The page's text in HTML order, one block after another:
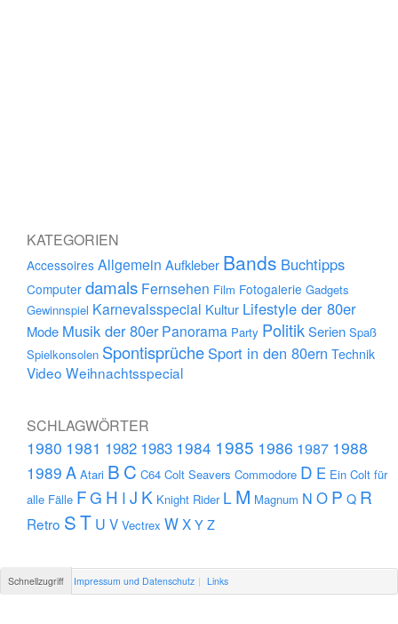
KATEGORIEN
Accessoires Allgemein Aufkleber Bands Buchtipps
Computer damals Fernsehen Film Fotogalerie Gadgets
Gewinnspiel Karnevalsspecial Kultur Lifestyle der 80er
Mode Musik der 80er Panorama Party PolitikSerien Spaß
Spielkonsolen Spontisprüche Sport in den 80ern Technik
Video Weihnachtsspecial
SCHLAGWÖRTER
1980 1981 1982 1983 1984 1985 1986 1987 1988
1989 A Atari B C C64 Colt Seavers Commodore D E Ein Colt für
alle Fälle FG H I J K Knight Rider L M Magnum N O P Q R
Retro ST U V Vectrex WXYZ
Schnellzugriff Impressum und Datenschutz Links